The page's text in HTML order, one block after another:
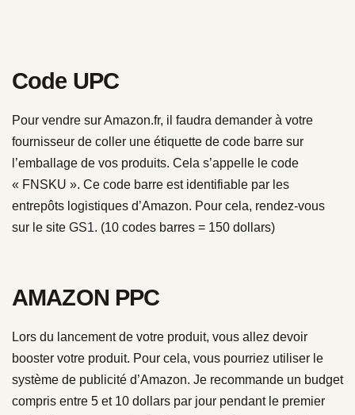
Code UPC
Pour vendre sur Amazon.fr, il faudra demander à votre
fournisseur de coller une étiquette de code barre sur
l’emballage de vos produits. Cela s’appelle le code
« FNSKU ». Ce code barre est identifiable par les
entrepôts logistiques d’Amazon. Pour cela, rendez-vous
sur le site GS1. (10 codes barres = 150 dollars)
AMAZON PPC
Lors du lancement de votre produit, vous allez devoir
booster votre produit. Pour cela, vous pourriez utiliser le
système de publicité d’Amazon. Je recommande un budget
compris entre 5 et 10 dollars par jour pendant le premier